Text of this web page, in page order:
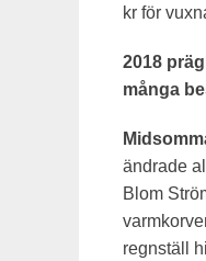
kr för
2018
många
ändrade
Blom
regnställ